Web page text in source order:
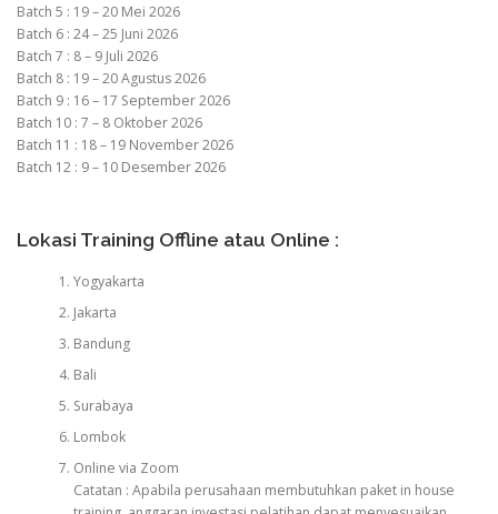
Batch 5 : 19 – 20 Mei 2026
Batch 6 : 24 – 25 Juni 2026
Batch 7 : 8 – 9 Juli 2026
Batch 8 : 19 – 20 Agustus 2026
Batch 9 : 16 – 17 September 2026
Batch 10 : 7 – 8 Oktober 2026
Batch 11 : 18 – 19 November 2026
Batch 12 : 9 – 10 Desember 2026
Lokasi Training Offline atau Online :
Yogyakarta
Jakarta
Bandung
Bali
Surabaya
Lombok
Online via Zoom
Catatan : Apabila perusahaan membutuhkan paket in house